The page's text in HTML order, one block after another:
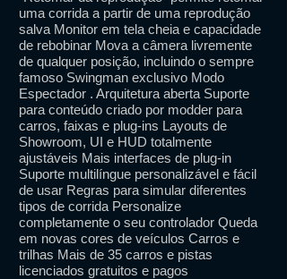
uma corrida a partir de uma reprodução
salva Monitor em tela cheia e capacidade
de rebobinar Mova a câmera livremente
de qualquer posição, incluindo o sempre
famoso Swingman exclusivo Modo
Espectador . Arquitetura aberta Suporte
para conteúdo criado por modder para
carros, faixas e plug-ins Layouts de
Showroom, UI e HUD totalmente
ajustáveis Mais interfaces de plug-in
Suporte multilíngue personalizável e fácil
de usar Regras para simular diferentes
tipos de corrida Personalize
completamente o seu controlador Queda
em novas cores de veículos Carros e
trilhas Mais de 35 carros e pistas
licenciados gratuitos e pagos